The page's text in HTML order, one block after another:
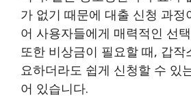
가 없기 때문에 대출 신청 과정
어 사용자들에게 매력적인 선
또한 비상금이 필요할 때, 갑작
요하더라도 쉽게 신청할 수 있
어 있습니다.